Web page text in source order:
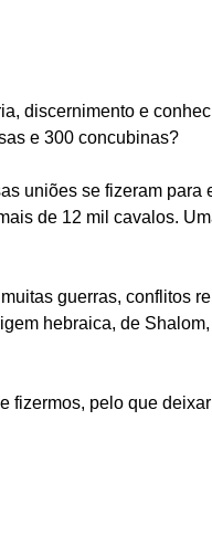
discernimento e
e 300 concubinas?
uniões se fizeram para
de 12 mil cavalos.
guerras, conflitos
hebraica, de
fizermos, pelo que